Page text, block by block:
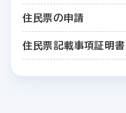
住民票の申請
住民票記載事項証明